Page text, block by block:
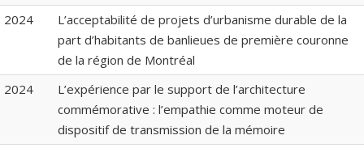
2024
L’acceptabilité de projets d’urbanisme durable de la
part d’habitants de banlieues de première couronne
de la région de Montréal
2024
L’expérience par le support de l’architecture
commémorative : l’empathie comme moteur de
dispositif de transmission de la mémoire